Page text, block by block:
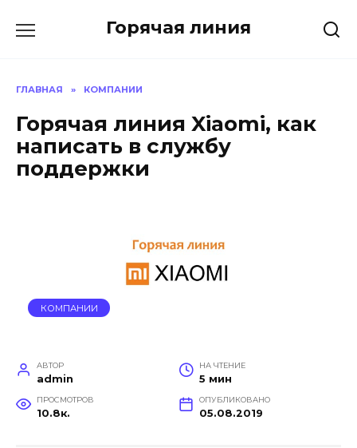
Горячая линия
ГЛАВНАЯ » КОМПАНИИ
Горячая линия Xiaomi, как
написать в службу
поддержки
КОМПАНИИ
АВТОР
admin
НА ЧТЕНИЕ
5 мин
ПРОСМОТРОВ
10.8к.
ОПУБЛИКОВАНО
05.08.2019